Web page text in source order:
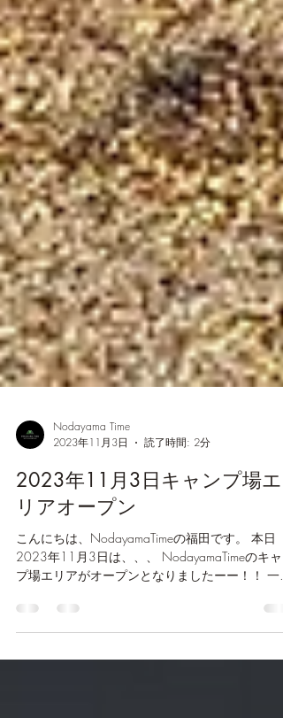
Nodayama Time
2023年11月3日
読了時間: 2分
2023年11月3日キャンプ場エ
リアオープン
こんにちは、NodayamaTimeの福田です。 本日
2023年11月3日は、、、 NodayamaTimeのキャ
2022年は山レンタルエリアをオープンさせて頂